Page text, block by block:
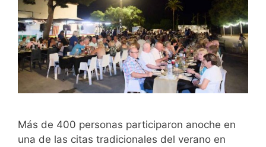
Más de 400 personas participaron anoche en
una de las citas tradicionales del verano en